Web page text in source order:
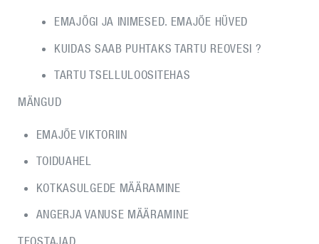
EMAJÕGI JA INIMESED. EMAJÕE HÜVED
KUIDAS SAAB PUHTAKS TARTU REOVESI ?
TARTU TSELLULOOSITEHAS
MÄNGUD
EMAJÕE VIKTORIIN
TOIDUAHEL
KOTKASULGEDE MÄÄRAMINE
ANGERJA VANUSE MÄÄRAMINE
TEOSTAJAD